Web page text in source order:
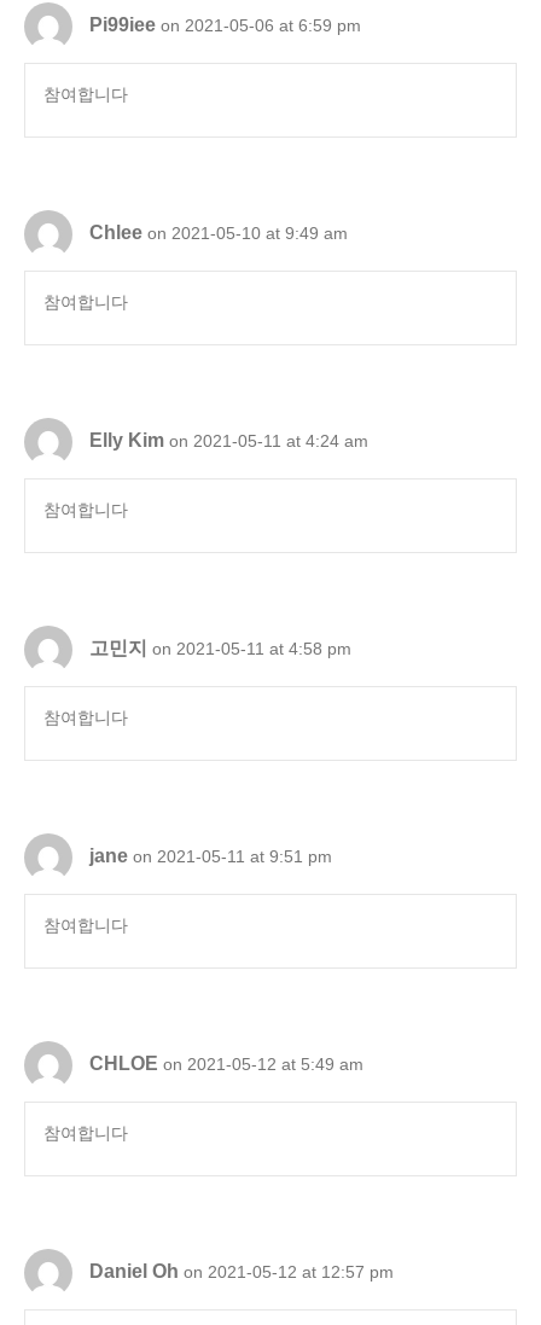
Pi99iee on 2021-05-06 at 6:59 pm
참여합니다
Chlee on 2021-05-10 at 9:49 am
참여합니다
Elly Kim on 2021-05-11 at 4:24 am
참여합니다
고민지 on 2021-05-11 at 4:58 pm
참여합니다
jane on 2021-05-11 at 9:51 pm
참여합니다
CHLOE on 2021-05-12 at 5:49 am
참여합니다
Daniel Oh on 2021-05-12 at 12:57 pm